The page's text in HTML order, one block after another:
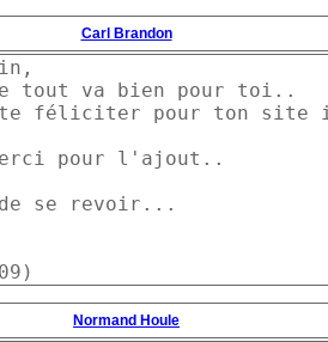
Carl Brandon
tout va bien pour toi..
te féliciter pour ton site
pour l'ajout..
se revoir...
Normand Houle